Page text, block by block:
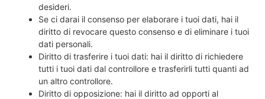
desideri.
Se ci darai il consenso per elaborare i tuoi dati, hai il
diritto di revocare questo consenso e di eliminare i tuoi
dati personali.
Diritto di trasferire i tuoi dati: hai il diritto di richiedere
tutti i tuoi dati dal controllore e trasferirli tutti quanti ad
un altro controllore.
Diritto di opposizione: hai il diritto ad opporti al